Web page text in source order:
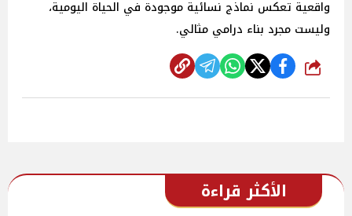
واقعية تعكس نماذج نسائية موجودة في الحياة اليومية،
وليست مجرد بناء درامي مثالي.
شارك
الأكثر قراءة